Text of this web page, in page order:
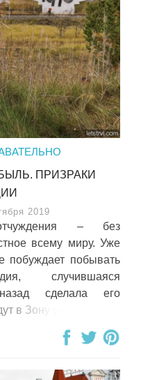
ПРИЗРАКИ
2019
– без
всему миру. Уже
побуждает побывать
случившаяся
сделала его
в Зону увидеть